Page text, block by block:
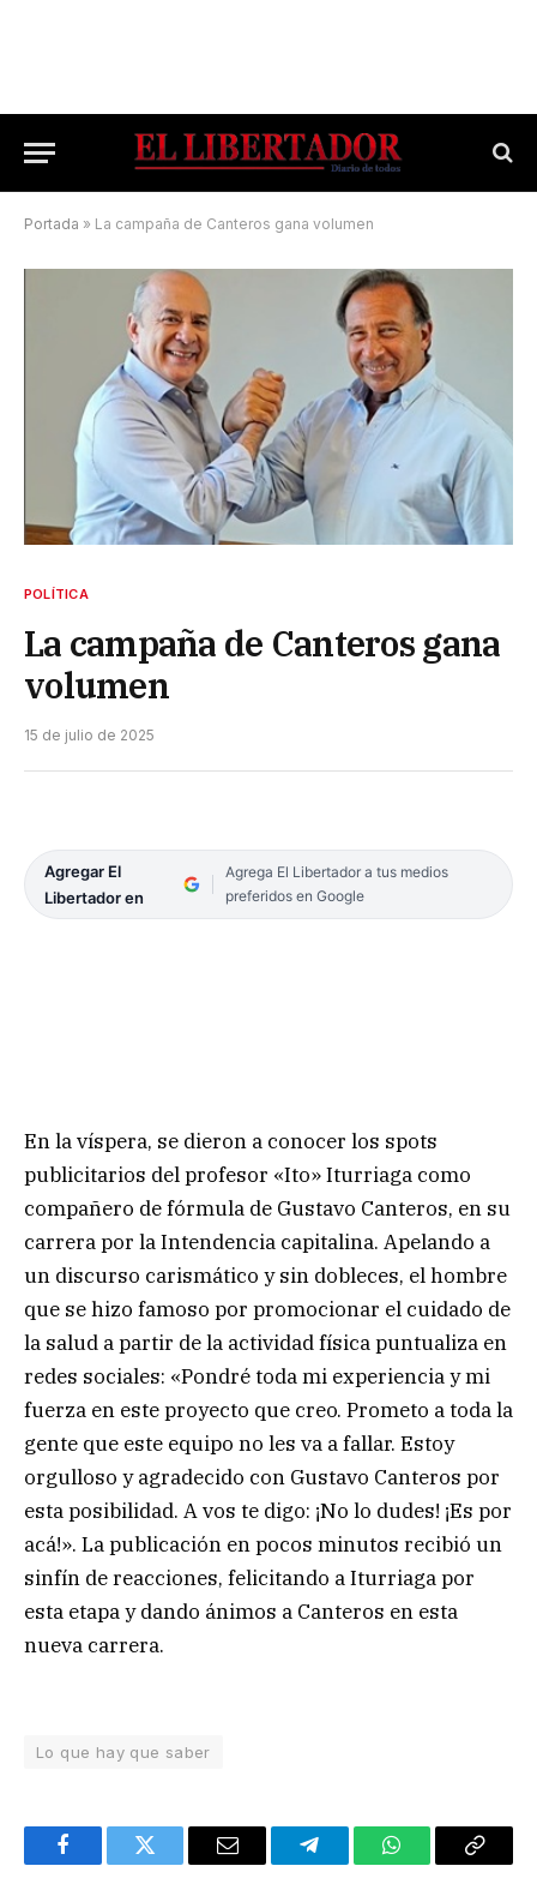
Portada » La campaña de Canteros gana volumen
POLÍTICA
La campaña de Canteros gana
volumen
15 de julio de 2025
Agregar El
Libertador en
Agrega El Libertador a tus medios
preferidos en Google
En la víspera, se dieron a conocer los spots
publicitarios del profesor «Ito» Iturriaga como
compañero de fórmula de Gustavo Canteros, en su
carrera por la Intendencia capitalina. Apelando a
un discurso carismático y sin dobleces, el hombre
que se hizo famoso por promocionar el cuidado de
la salud a partir de la actividad física puntualiza en
redes sociales: «Pondré toda mi experiencia y mi
fuerza en este proyecto que creo. Prometo a toda la
gente que este equipo no les va a fallar. Estoy
orgulloso y agradecido con Gustavo Canteros por
esta posibilidad. A vos te digo: ¡No lo dudes! ¡Es por
acá!». La publicación en pocos minutos recibió un
sinfín de reacciones, felicitando a Iturriaga por
esta etapa y dando ánimos a Canteros en esta
nueva carrera.
Lo que hay que saber
FacebookTwitter Email TelegramWhatsAppCopy